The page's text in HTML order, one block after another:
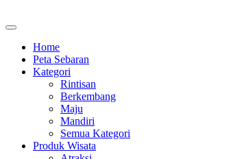
Home
Peta Sebaran
Kategori
Rintisan
Berkembang
Maju
Mandiri
Semua Kategori
Produk Wisata